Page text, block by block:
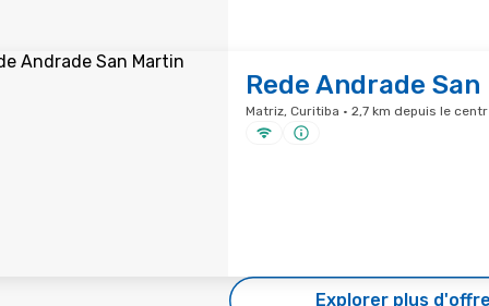
Rede Andrade
Matriz, Curitiba · 2,7 km depuis le
Explorer plus